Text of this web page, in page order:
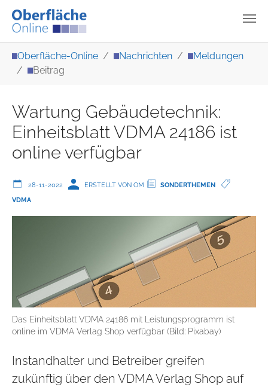
Oberfläche-Online Nachrichten
Meldungen
Beitrag
Wartung Gebäudetechnik:
Einheitsblatt VDMA 24186 ist
online verfügbar
28-11-2022 ERSTELLT VON OM
SONDERTHEMEN
VDMA
Das Einheitsblatt VDMA 24186 mit Leistungsprogramm ist
online im VDMA Verlag Shop verfügbar (Bild: Pixabay)
Instandhalter und Betreiber greifen
zukünftig über den VDMA Verlag Shop auf